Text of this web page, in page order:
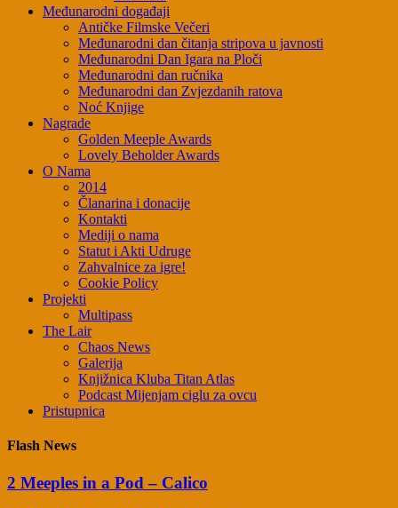
Međunarodni događaji
Antičke Filmske Večeri
Međunarodni dan čitanja stripova u javnosti
Međunarodni Dan Igara na Ploči
Međunarodni dan ručnika
Međunarodni dan Zvjezdanih ratova
Noć Knjige
Nagrade
Golden Meeple Awards
Lovely Beholder Awards
O Nama
2014
Članarina i donacije
Kontakti
Mediji o nama
Statut i Akti Udruge
Zahvalnice za igre!
Cookie Policy
Projekti
Multipass
The Lair
Chaos News
Galerija
Knjižnica Kluba Titan Atlas
Podcast Mijenjam ciglu za ovcu
Pristupnica
Flash News
2 Meeples in a Pod – Calico